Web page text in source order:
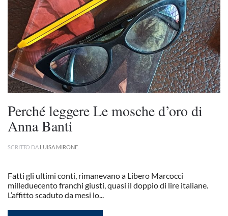
Perché leggere Le mosche d’oro di
Anna Banti
SCRITTO DA LUISA MIRONE
Fatti gli ultimi conti, rimanevano a Libero Marcocci
milleduecento franchi giusti, quasi il doppio di lire italiane.
L’affitto scaduto da mesi lo...